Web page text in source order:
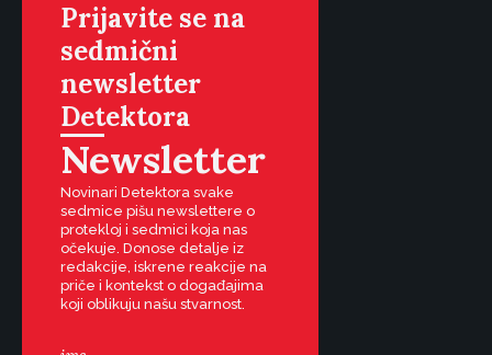
Prijavite se na
sedmični
newsletter
Detektora
Newsletter
Novinari Detektora svake
sedmice pišu newslettere o
protekloj i sedmici koja nas
očekuje. Donose detalje iz
redakcije, iskrene reakcije na
priče i kontekst o događajima
koji oblikuju našu stvarnost.